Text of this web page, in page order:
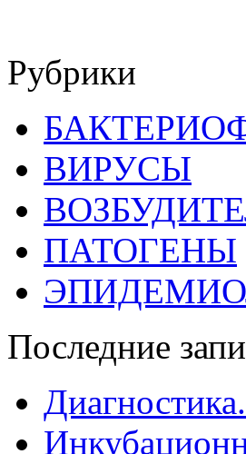
Рубрики
ВИРУСЫ
ПАТОГЕНЫ
Последние